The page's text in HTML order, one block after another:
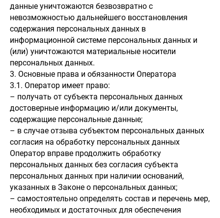
данные уничтожаются безвозвратно с
невозможностью дальнейшего восстановления
содержания персональных данных в
информационной системе персональных данных и
(или) уничтожаются материальные носители
персональных данных.
3. Основные права и обязанности Оператора
3.1. Оператор имеет право:
– получать от субъекта персональных данных
достоверные информацию и/или документы,
содержащие персональные данные;
– в случае отзыва субъектом персональных данных
согласия на обработку персональных данных
Оператор вправе продолжить обработку
персональных данных без согласия субъекта
персональных данных при наличии оснований,
указанных в Законе о персональных данных;
– самостоятельно определять состав и перечень мер,
необходимых и достаточных для обеспечения